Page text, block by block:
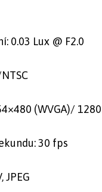
0.03 Lux @ F2.0
(WVGA)/
30 fps
JPEG